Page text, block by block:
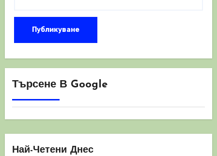
Търсене В Google
Най-Четени Днес